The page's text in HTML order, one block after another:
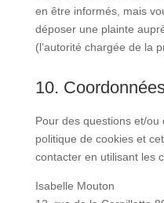
en être informés, mais
déposer une plainte
(l’autorité chargée de la
10.
Pour des questions et/
politique de cookies et
contacter en utilisant les
Isabelle Mouton